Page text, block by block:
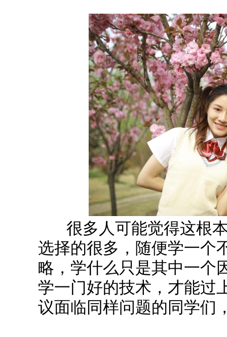
很多人可能觉得这根本
选择的很多，随便学一个
略，学什么只是其中一个
学一门好的技术，才能过
议面临同样问题的同学们